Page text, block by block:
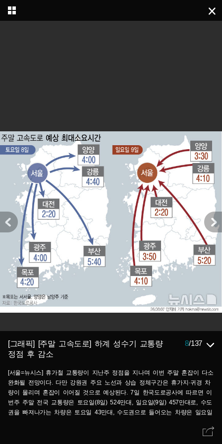
[그래픽] [주말 고속도로] 하계 성수기 교통량
정점 후 감소
8/137
[서울=뉴시스] 휴가철 교통량이 지난주 정점을 지나며 이번 주말 혼잡이 다소
완화될 전망이다. 다만 강원권 주요 노선과 상습 정체구간은 휴가지·귀경 차
량이 몰리며 혼잡이 이어질 것으로 예상된다. 7일 한국도로공사에 따르면 이
번주 주말 전국 교통량은 토요일(8일) 524만대, 일요일(9일) 457만대로, 수도
권을 빠져나가는 차량은 토요일 43만대, 수도권으로 들어오는 차량은 일요일